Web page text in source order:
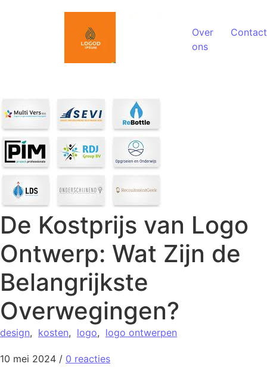
Over
ons
Contact
De Kostprijs van Logo
Ontwerp: Wat Zijn de
Belangrijkste
Overwegingen?
design, kosten, logo, logo ontwerpen
10 mei 2024 / 0 reacties